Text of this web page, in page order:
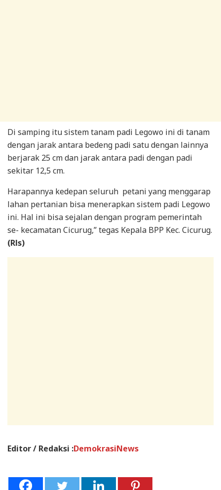
Di samping itu sistem tanam padi Legowo ini di tanam
dengan jarak antara bedeng padi satu dengan lainnya
berjarak 25 cm dan jarak antara padi dengan padi
sekitar 12,5 cm.
Harapannya kedepan seluruh petani yang menggarap
lahan pertanian bisa menerapkan sistem padi Legowo
ini. Hal ini bisa sejalan dengan program pemerintah
se- kecamatan Cicurug,” tegas Kepala BPP Kec. Cicurug.
(Rls)
Editor / Redaksi :DemokrasiNews